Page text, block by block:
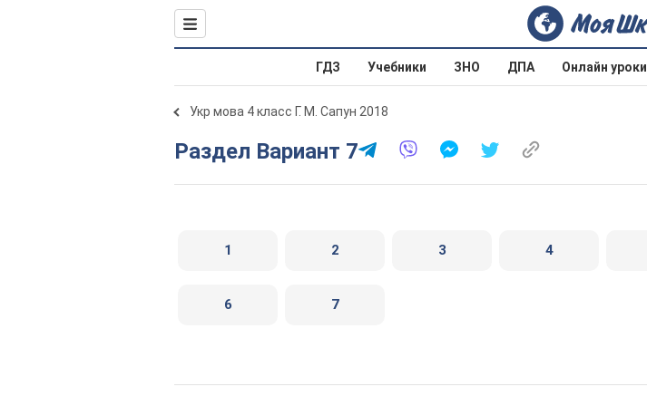
ГДЗ Учебники ЗНО ДПА Онлайн уроки
Укр мова 4 класс Г. М. Сапун 2018
Раздел Вариант 7
1 2 3 4
6 7